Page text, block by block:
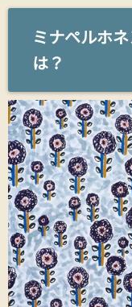
ミナペルホ
は？